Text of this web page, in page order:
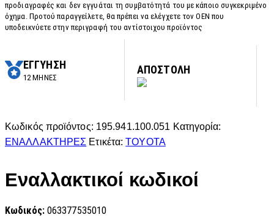
προδιαγραφές και δεν εγγυάται τη συμβατότητά του με κάποιο συγκεκριμένο
όχημα. Προτού παραγγείλετε, θα πρέπει να ελέγχετε τον OEN που
υποδεικνύετε στην περιγραφή του αντίστοιχου προϊόντος
ΕΓΓΥΗΣΗ
12 ΜΗΝΕΣ
ΑΠΟΣΤΟΛΗ
Κωδικός προϊόντος: 195.941.100.051 Κατηγορία:
ΕΝΑΛΛΑΚΤΗΡΕΣ Ετικέτα:TOYOTA
Εναλλακτικοί κωδικοί
Κωδικός: 063377535010